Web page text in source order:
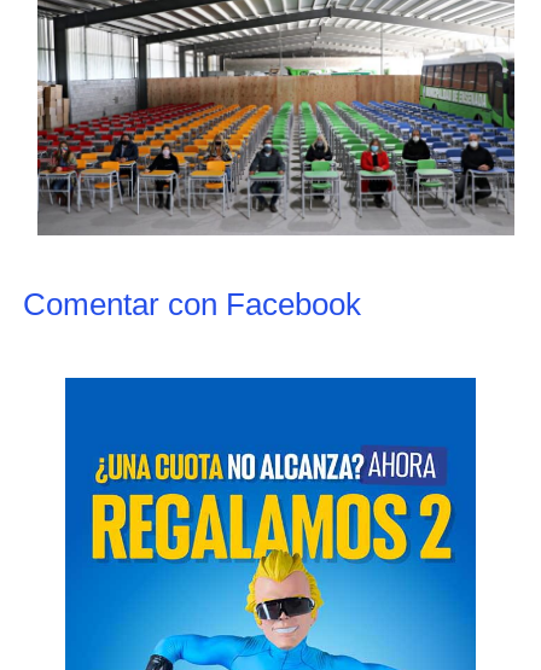
Comentar con Facebook